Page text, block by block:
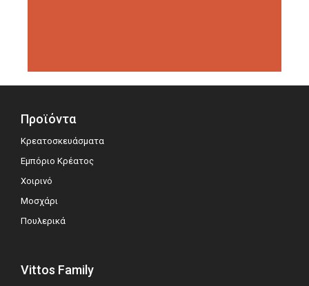
Προϊόντα
Κρεατοσκευάσματα
Εμπόριο Κρέατος
Χοιρινό
Μοσχάρι
Πουλερικά
Vittos Family